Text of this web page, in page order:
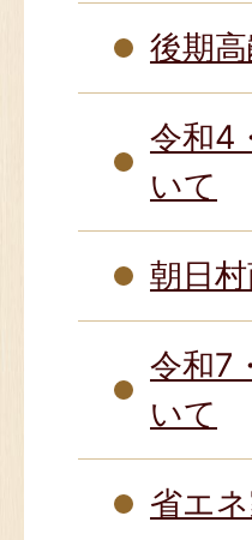
後期
令和4
いて
朝日
令和7
いて
省エ